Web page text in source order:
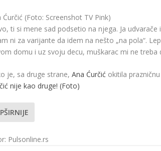
Ćurčić (Foto: Screenshot TV Pink)
ti si mene sad podsetio na njega. Ja
ni za varijante da idem na nešto „na pola“.
domu i uz svoju decu, muškarac mi ne
je, sa druge strane, Ana Ćurčić okitila
nije kao druge! (Foto)
Pulsonline.rs